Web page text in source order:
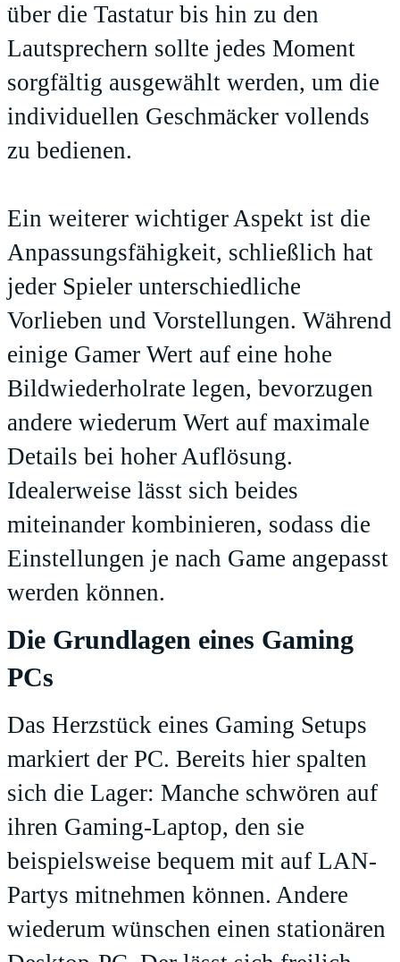
über die Tastatur bis hin zu den
Lautsprechern sollte jedes Moment
sorgfältig ausgewählt werden, um die
individuellen Geschmäcker vollends
zu bedienen.
Ein weiterer wichtiger Aspekt ist die
Anpassungsfähigkeit, schließlich hat
jeder Spieler unterschiedliche
Vorlieben und Vorstellungen. Während
einige Gamer Wert auf eine hohe
Bildwiederholrate legen, bevorzugen
andere wiederum Wert auf maximale
Details bei hoher Auflösung.
Idealerweise lässt sich beides
miteinander kombinieren, sodass die
Einstellungen je nach Game angepasst
werden können.
Die Grundlagen eines Gaming
PCs
Das Herzstück eines Gaming Setups
markiert der PC. Bereits hier spalten
sich die Lager: Manche schwören auf
ihren Gaming-Laptop, den sie
beispielsweise bequem mit auf LAN-
Partys mitnehmen können. Andere
wiederum wünschen einen stationären